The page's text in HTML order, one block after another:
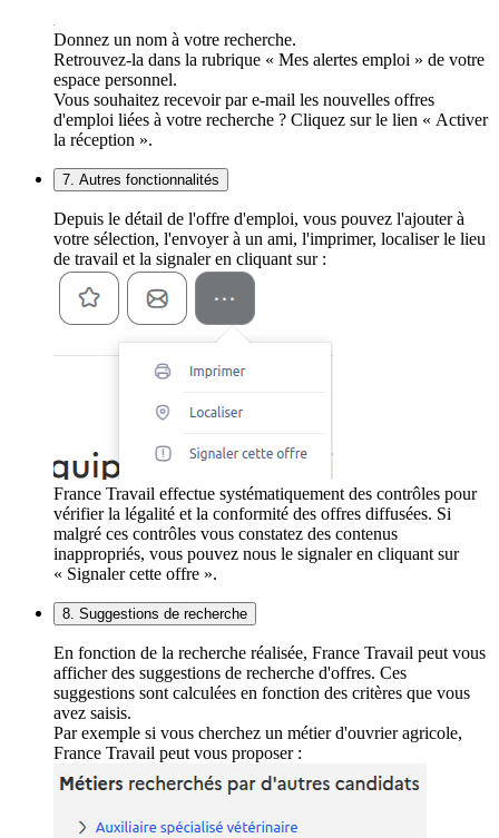
Donnez un nom à votre recherche.
Retrouvez-la dans la rubrique « Mes alertes emploi » de votre
espace personnel.
Vous souhaitez recevoir par e-mail les nouvelles offres
d'emploi liées à votre recherche ? Cliquez sur le lien « Activer
la réception ».
7. Autres fonctionnalités
Depuis le détail de l'offre d'emploi, vous pouvez l'ajouter à
votre sélection, l'envoyer à un ami, l'imprimer, localiser le lieu
de travail et la signaler en cliquant sur :
France Travail effectue systématiquement des contrôles pour
vérifier la légalité et la conformité des offres diffusées. Si
malgré ces contrôles vous constatez des contenus
inappropriés, vous pouvez nous le signaler en cliquant sur
« Signaler cette offre ».
8. Suggestions de recherche
En fonction de la recherche réalisée, France Travail peut vous
afficher des suggestions de recherche d'offres. Ces
suggestions sont calculées en fonction des critères que vous
avez saisis.
Par exemple si vous cherchez un métier d'ouvrier agricole,
France Travail peut vous proposer :